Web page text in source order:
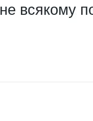
всякому